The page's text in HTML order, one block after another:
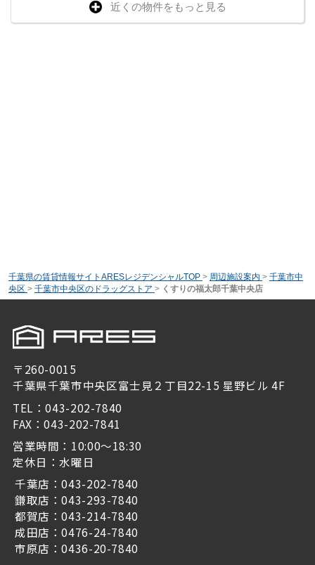
近くの物件をもっと見る
千葉県の賃貸情報サイトARESレジデンシャルTOP > 周辺施設案内 > 千葉市中
央区 > 千葉市中央区のドラッグストア > くすりの福太郎千葉中央店
〒260-0015
千葉県千葉市中央区富士見２丁目22-15 星野ビル 4F
TEL：043-202-7840
FAX：043-202-7841
営業時間：10:00～18:30
定休日：水曜日
千葉店：043-202-7840
鎌取店：043-293-7840
都賀店：043-214-7840
成田店：0476-24-7840
市原店：0436-20-7840